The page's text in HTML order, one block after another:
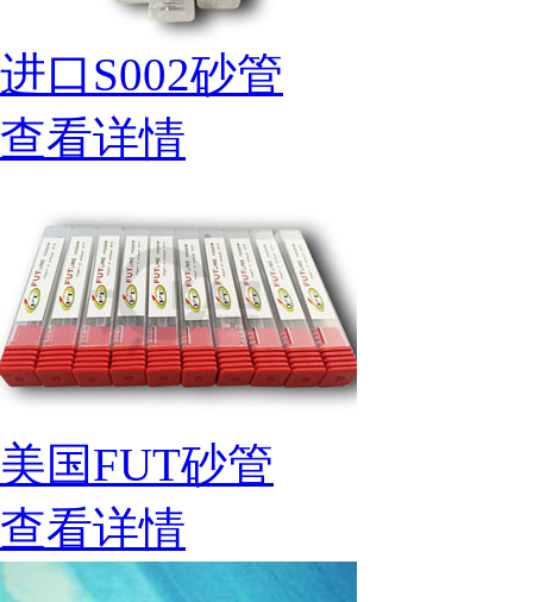
进口S002砂管
查看详情
美国FUT砂管
查看详情